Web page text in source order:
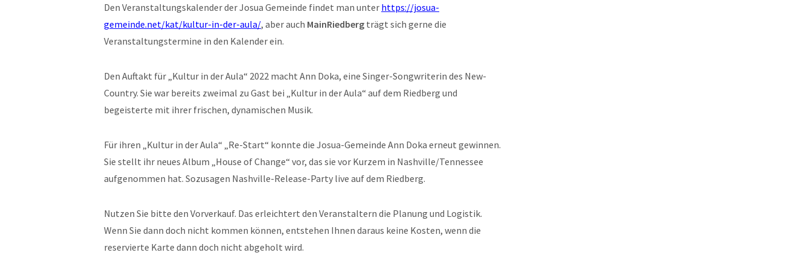
Den Veranstaltungskalender der Josua Gemeinde findet man unter https://josua-
gemeinde.net/kat/kultur-in-der-aula/, aber auch MainRiedberg trägt sich gerne die
Veranstaltungstermine in den Kalender ein.
Den Auftakt für „Kultur in der Aula“ 2022 macht Ann Doka, eine Singer-Songwriterin des New-
Country. Sie war bereits zweimal zu Gast bei „Kultur in der Aula“ auf dem Riedberg und
begeisterte mit ihrer frischen, dynamischen Musik.
Für ihren „Kultur in der Aula“ „Re-Start“ konnte die Josua-Gemeinde Ann Doka erneut gewinnen.
Sie stellt ihr neues Album „House of Change“ vor, das sie vor Kurzem in Nashville/Tennessee
aufgenommen hat. Sozusagen Nashville-Release-Party live auf dem Riedberg.
Nutzen Sie bitte den Vorverkauf. Das erleichtert den Veranstaltern die Planung und Logistik.
Wenn Sie dann doch nicht kommen können, entstehen Ihnen daraus keine Kosten, wenn die
reservierte Karte dann doch nicht abgeholt wird.